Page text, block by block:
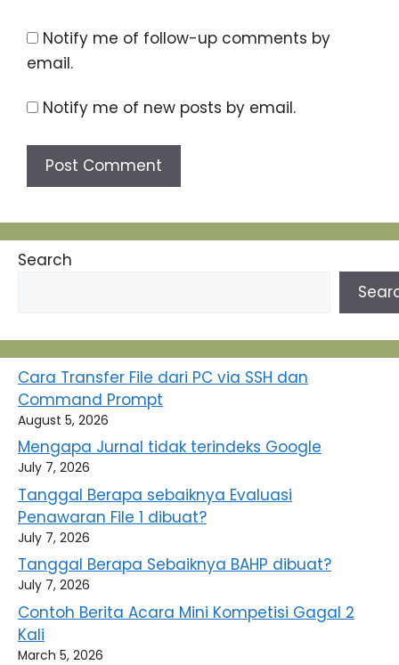
Notify me of follow-up comments by
email.
Notify me of new posts by email.
Search
Cara Transfer File dari PC via SSH dan
Command Prompt
August 5, 2026
Mengapa Jurnal tidak terindeks Google
July 7, 2026
Tanggal Berapa sebaiknya Evaluasi
Penawaran File 1 dibuat?
July 7, 2026
Tanggal Berapa Sebaiknya BAHP dibuat?
July 7, 2026
Contoh Berita Acara Mini Kompetisi Gagal 2
Kali
March 5, 2026